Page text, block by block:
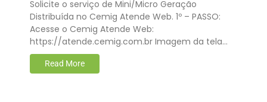
Solicite o serviço de Mini/Micro Geração
Distribuída no Cemig Atende Web. 1º – PASSO:
Acesse o Cemig Atende Web:
https://atende.cemig.com.br Imagem da tela…
Read More